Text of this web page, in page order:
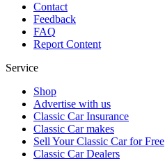
Contact
Feedback
FAQ
Report Content
Service
Shop
Advertise with us
Classic Car Insurance
Classic Car makes
Sell Your Classic Car for Free
Classic Car Dealers